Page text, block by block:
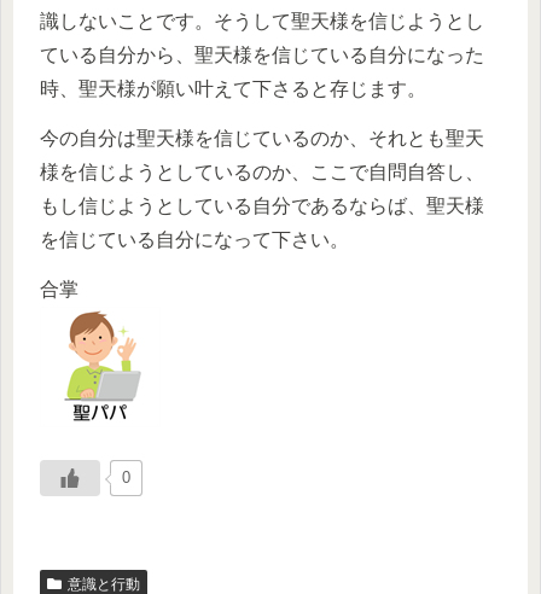
識しないことです。そうして聖天様を信じようとし
ている自分から、聖天様を信じている自分になった
時、聖天様が願い叶えて下さると存じます。
今の自分は聖天様を信じているのか、それとも聖天
様を信じようとしているのか、ここで自問自答し、
もし信じようとしている自分であるならば、聖天様
を信じている自分になって下さい。
合掌
0
意識と行動